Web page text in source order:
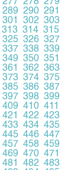
289 290 291
301 302 303
313 314 315
325 326 327
337 338 339
349 350 351
361 362 363
373 374 375
385 386 387
397 398 399
409 410 411
421 422 423
433 434 435
445 446 447
457 458 459
469 470 471
481 482 483